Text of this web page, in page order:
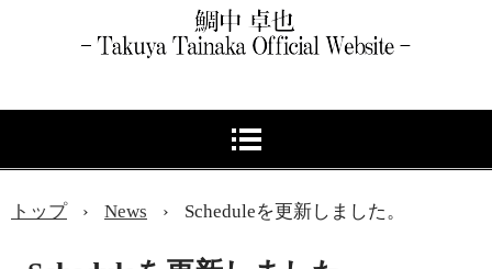
トップ › News › Scheduleを更新しました。